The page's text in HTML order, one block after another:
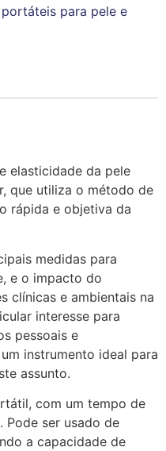
para pele e
elasticidade da pele
que utiliza o método de
rápida e objetiva da
medidas para
e o impacto do
clínicas e ambientais na
interesse para
pessoais e
instrumento ideal para
assunto.
com um tempo de
Pode ser usado de
a capacidade de